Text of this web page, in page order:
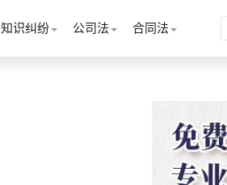
知识纠纷 公司法 合同法